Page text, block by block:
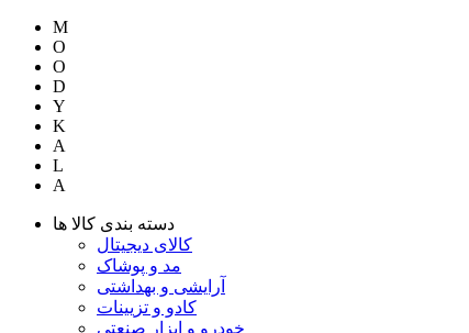
M
O
O
D
Y
K
A
L
A
دسته بندی کالا ها
کالای دیجیتال
مد و پوشاک
آرایشی و بهداشتی
کادو و تزیینات
خودرو و ابزار صنعتی